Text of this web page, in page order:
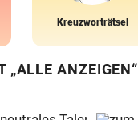
Kreuzworträtsel
„ALLE ANZEIGEN“